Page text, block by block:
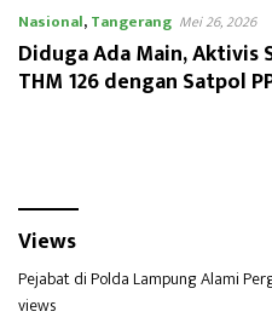
Nasional,Tangerang Mei 26, 2026
Diduga Ada Main,
THM 126 dengan Satpol
Views
Pejabat di Polda Lampung Alami
views